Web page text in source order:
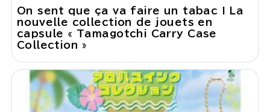
On sent que ça va faire un tabac ! La
nouvelle collection de jouets en
capsule « Tamagotchi Carry Case
Collection »